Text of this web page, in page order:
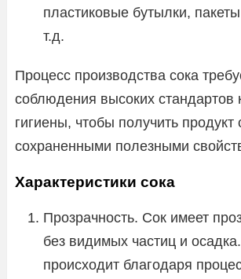
пластиковые бутылки,
т.д.
Процесс производства сока
соблюдения высоких стандартов
гигиены, чтобы получить
сохраненными полезными
Характеристики сока
Прозрачность. Сок имеет
без видимых частиц и
происходит благодаря